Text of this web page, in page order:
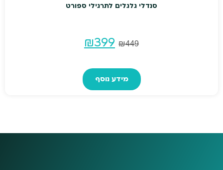
סנדלי גלגלים לתרגילי ספורט
₪449
המחיר
היה:
₪399
הוא:
מידע נוסף